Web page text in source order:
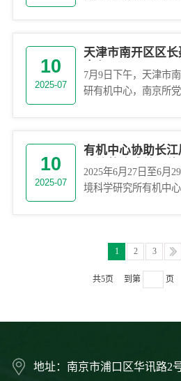
10
2025-07
天津市南开区区
中心
7月9日下午，天津市
研有机中心，南京所
10
2025-07
有机中心协助长
环境整治成效评估
2025年6月27日至6月
境科学研究所有机中
1 2 3
共5页 到第 页
地址：南京市浦口区华讯路2